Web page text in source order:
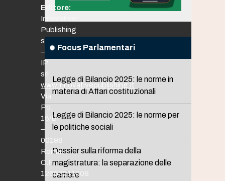
Focus Parlamentari
Legge di Bilancio 2025: le norme in
materia di Affari costituzionali
Legge di Bilancio 2025: le norme per
le politiche sociali
Dossier sulla riforma della
magistratura: la separazione delle
carriere
Editore:
Innovative
Publishing
srl
–
IP
srl
www.innovativepublishing.it
Via
Po,
16/B
–
00198
Roma
C.F.
12653211008